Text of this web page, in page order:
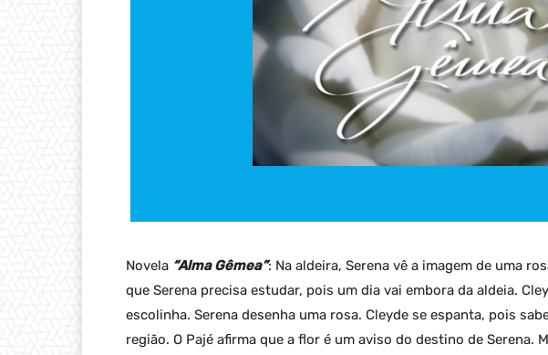
Novela “Alma Gêmea”: Na aldeira, Serena vê a imagem de uma
que Serena precisa estudar, pois um dia vai embora da aldeia.
escolinha. Serena desenha uma rosa. Cleyde se espanta, pois
região. O Pajé afirma que a flor é um aviso do destino de Serena.